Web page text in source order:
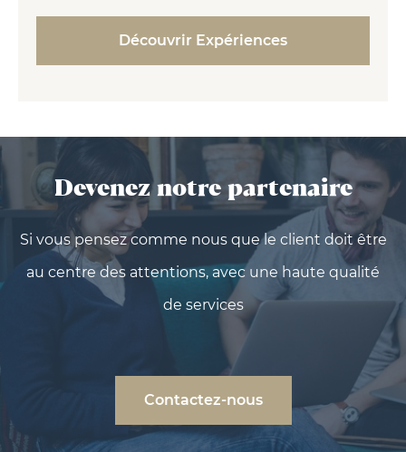
Découvrir Expériences
Devenez notre partenaire
Si vous pensez comme nous que le client doit être
au centre des attentions, avec une haute qualité
de services
Contactez-nous